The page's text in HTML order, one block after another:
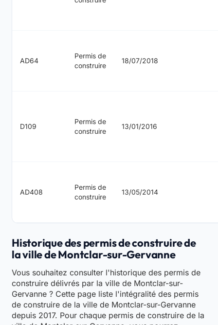
AD64
Permis de
construire
18/07/2018
D109
Permis de
construire
13/01/2016
AD408
Permis de
construire
13/05/2014
Historique des permis de construire de
la ville de Montclar-sur-Gervanne
Vous souhaitez consulter l'historique des permis de
construire délivrés par la ville de Montclar-sur-
Gervanne ? Cette page liste l'intégralité des permis
de construire de la ville de Montclar-sur-Gervanne
depuis 2017. Pour chaque permis de construire de la